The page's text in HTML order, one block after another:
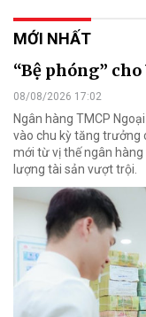
MỚI NHẤT
“Bệ phóng” cho
08/08/2026 17:02
Ngân hàng TMCP
vào chu kỳ tăng trưởng
mới từ vị thế ngân
lượng tài sản vượt trội.